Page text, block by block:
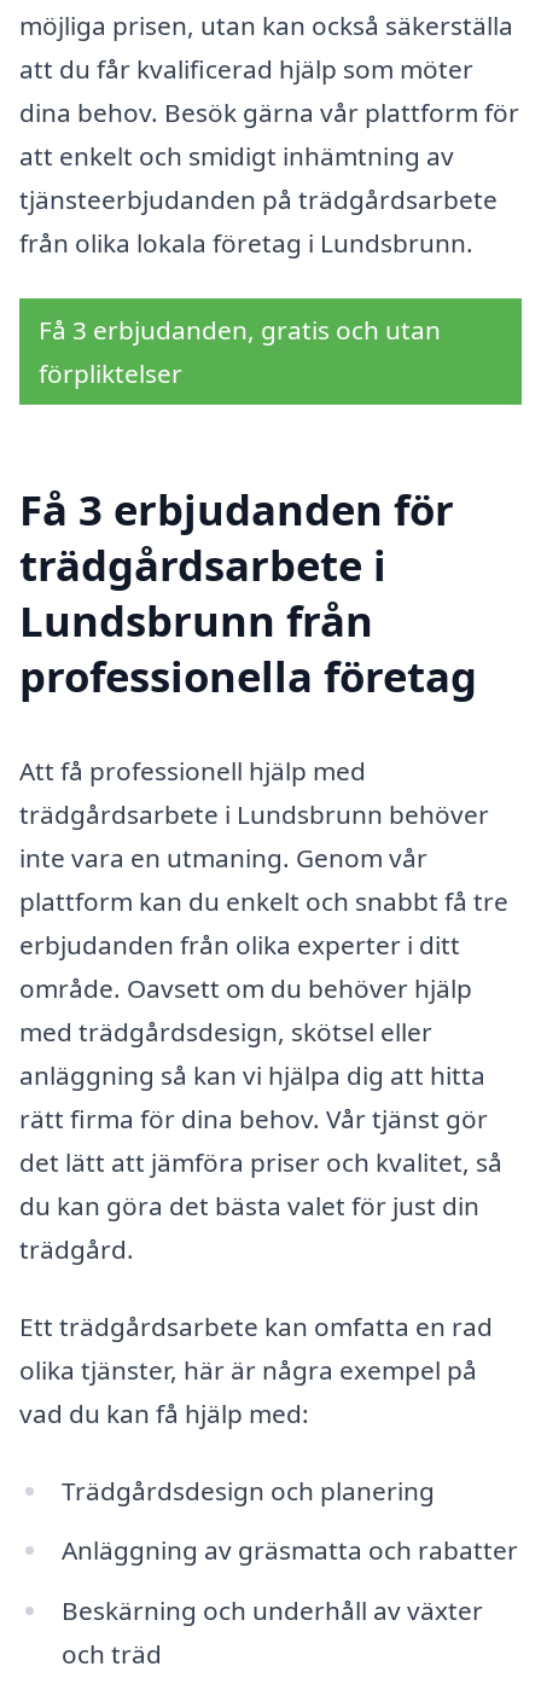
möjliga prisen, utan kan också säkerställa
att du får kvalificerad hjälp som möter
dina behov. Besök gärna vår plattform för
att enkelt och smidigt inhämtning av
tjänsteerbjudanden på trädgårdsarbete
från olika lokala företag i Lundsbrunn.
Få 3 erbjudanden, gratis och utan
förpliktelser
Få 3 erbjudanden för
trädgårdsarbete i
Lundsbrunn från
professionella företag
Att få professionell hjälp med
trädgårdsarbete i Lundsbrunn behöver
inte vara en utmaning. Genom vår
plattform kan du enkelt och snabbt få tre
erbjudanden från olika experter i ditt
område. Oavsett om du behöver hjälp
med trädgårdsdesign, skötsel eller
anläggning så kan vi hjälpa dig att hitta
rätt firma för dina behov. Vår tjänst gör
det lätt att jämföra priser och kvalitet, så
du kan göra det bästa valet för just din
trädgård.
Ett trädgårdsarbete kan omfatta en rad
olika tjänster, här är några exempel på
vad du kan få hjälp med:
Trädgårdsdesign och planering
Anläggning av gräsmatta och rabatter
Beskärning och underhåll av växter
och träd